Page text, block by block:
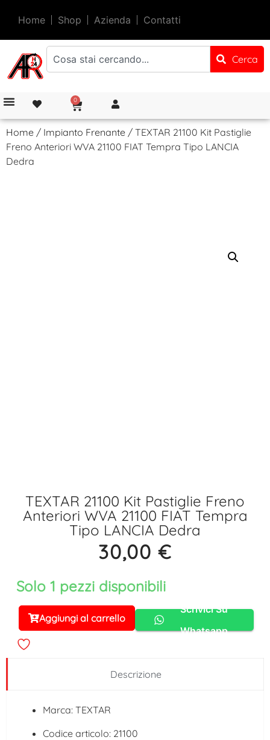
Home Shop Azienda Contatti
Cerca
0
Home / Impianto Frenante / TEXTAR 21100 Kit Pastiglie
Freno Anteriori WVA 21100 FIAT Tempra Tipo LANCIA
Dedra
TEXTAR 21100 Kit Pastiglie Freno
Anteriori WVA 21100 FIAT Tempra
Tipo LANCIA Dedra
30,00 €
Solo 1 pezzi disponibili
Aggiungi al carrello
Alternative:
Scrivici Su
Whatsapp
Descrizione
Marca: TEXTAR
Codice articolo: 21100